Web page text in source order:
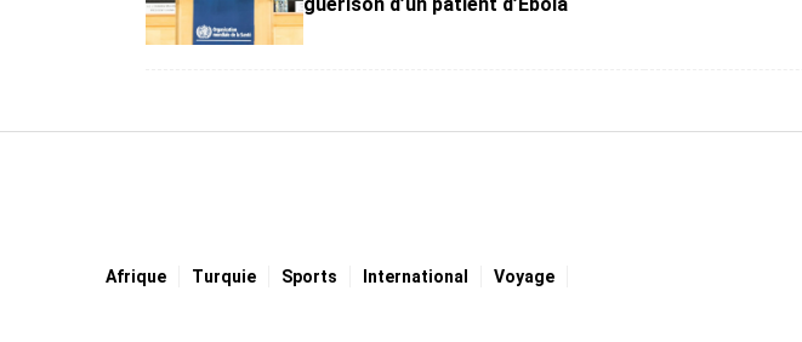
guérison d’un patient d’Ebola
Afrique Turquie Sports International Voyage